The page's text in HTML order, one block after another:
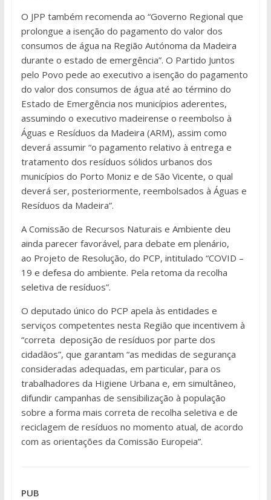
O JPP também recomenda ao “Governo Regional que
prolongue a isenção do pagamento do valor dos
consumos de água na Região Autónoma da Madeira
durante o estado de emergência”. O Partido Juntos
pelo Povo pede ao executivo a isenção do pagamento
do valor dos consumos de água até ao término do
Estado de Emergência nos municípios aderentes,
assumindo o executivo madeirense o reembolso à
Águas e Resíduos da Madeira (ARM), assim como
deverá assumir “o pagamento relativo à entrega e
tratamento dos resíduos sólidos urbanos dos
municípios do Porto Moniz e de São Vicente, o qual
deverá ser, posteriormente, reembolsados à Águas e
Resíduos da Madeira”.
A Comissão de Recursos Naturais e Ambiente deu
ainda parecer favorável, para debate em plenário,
ao Projeto de Resolução, do PCP, intitulado “COVID –
19 e defesa do ambiente. Pela retoma da recolha
seletiva de resíduos”.
O deputado único do PCP apela às entidades e
serviços competentes nesta Região que incentivem à
“correta deposição de resíduos por parte dos
cidadãos”, que garantam “as medidas de segurança
consideradas adequadas, em particular, para os
trabalhadores da Higiene Urbana e, em simultâneo,
difundir campanhas de sensibilização à população
sobre a forma mais correta de recolha seletiva e de
reciclagem de resíduos no momento atual, de acordo
com as orientações da Comissão Europeia”.
PUB